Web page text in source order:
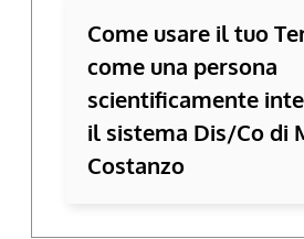
Come usare il tuo
come una persona
scientificamente
il sistema Dis/Co di
Costanzo